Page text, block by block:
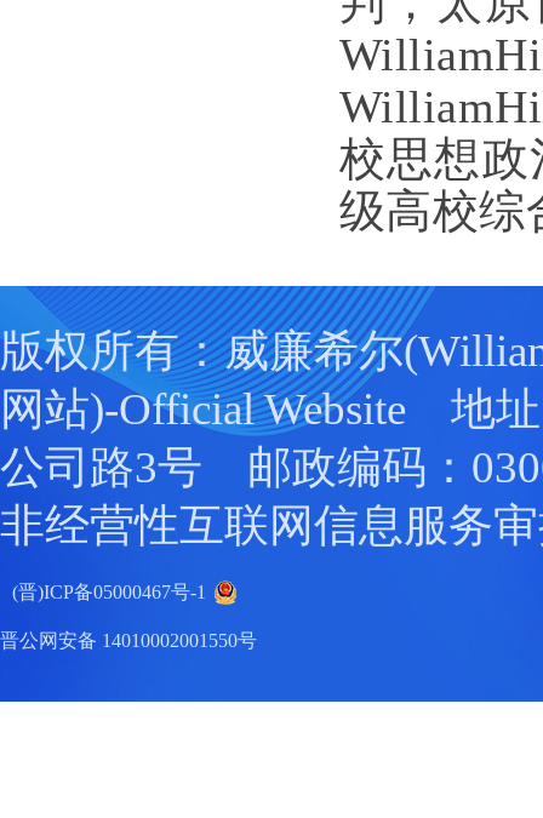
校思想政
级高校综
版权所有：威廉希尔
网站)-Official Website 地
公司路3号 邮政编码：
非经营性互联网信息服务
(晋)ICP备05000467号-1
晋公网安备 14010002001550号